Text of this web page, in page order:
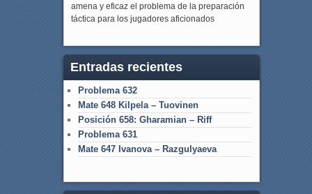
amena y eficaz el problema de la preparación
táctica para los jugadores aficionados
Entradas recientes
Problema 632
Mate 648 Kilpela – Tuovinen
Posición 658: Gharamian – Riff
Problema 631
Mate 647 Ivanova – Razgulyaeva